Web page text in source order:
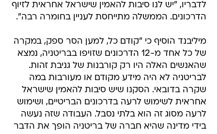
לדבריו, "יש לנו סיבות להאמין שישראל אחראית לזיוף
הדרכונים. הממשלה מתייחסת לעניין בחומרה רבה".
מיליבנד הוסיף כי "קודם כל, למען הסר ספק, במקרה
של כל אחד מ-12 הדרכונים שזויפו בבריטניה, נמצא
שהאנשים האלה היו רק קורבנות של גניבת זהות.
לבריטניה לא היה מידע מקודם או מעורבות במה
שקרה בדובאי. הסקנו שיש סיבות להאמין שישראל
אחראית לשימוש לרעה בדרכונים הבריטיים, ושימוש
לרעה מסוג זה הוא בלתי נסבל. העבודה שזה נעשה
בידי מדינה שהיא חברה של בריטניה הופך את הדבר